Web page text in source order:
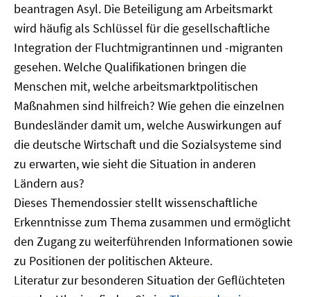
beantragen Asyl. Die Beteiligung am Arbeitsmarkt
wird häufig als Schlüssel für die gesellschaftliche
Integration der Fluchtmigrantinnen und -migranten
gesehen. Welche Qualifikationen bringen die
Menschen mit, welche arbeitsmarktpolitischen
Maßnahmen sind hilfreich? Wie gehen die einzelnen
Bundesländer damit um, welche Auswirkungen auf
die deutsche Wirtschaft und die Sozialsysteme sind
zu erwarten, wie sieht die Situation in anderen
Ländern aus?
Dieses Themendossier stellt wissenschaftliche
Erkenntnisse zum Thema zusammen und ermöglicht
den Zugang zu weiterführenden Informationen sowie
zu Positionen der politischen Akteure.
Literatur zur besonderen Situation der Geflüchteten